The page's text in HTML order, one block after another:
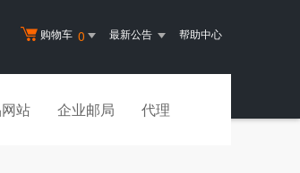
购物车 0 最新公告 帮助中心
站 企业邮局 代理